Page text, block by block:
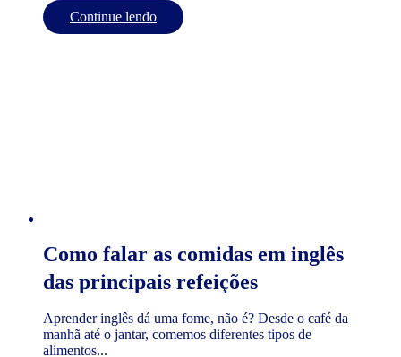
Continue lendo
Como falar as comidas em inglês
das principais refeições
Aprender inglês dá uma fome, não é? Desde o café da
manhã até o jantar, comemos diferentes tipos de
alimentos...